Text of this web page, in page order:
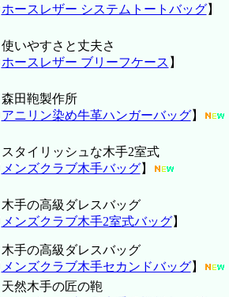
ホースレザー システムトートバッグ】
使いやすさと丈夫さ
ホースレザー ブリーフケース 】
森田鞄製作所
アニリン染め牛革ハンガーバッグ】
スタイリッシュな木手2室式
メンズクラブ木手バッグ】
木手の高級ダレスバッグ
メンズクラブ木手2室式バッグ】
木手の高級ダレスバッグ
メンズクラブ木手セカンドバッグ】
天然木手の匠の鞄